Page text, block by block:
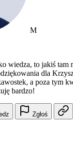
M
wiedza, to jakiś tam
dla
a poza tym
bardzo!
Zgłoś